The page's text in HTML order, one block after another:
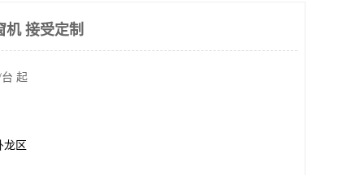
机 接受定制
起
龙区